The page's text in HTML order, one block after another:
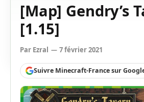
[Map] Gendry’s
[1.15]
Par Ezral 7 février 2021
Suivre Minecraft-France sur